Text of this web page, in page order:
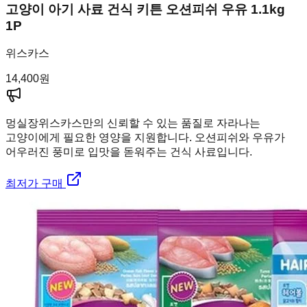
고양이 아기 사료 건식 키튼 오션피쉬 우유 1.1kg
1P
위스카스
14,400원
멍실장위스카스만의 신뢰할 수 있는 품질로 자라나는
고양이에게 필요한 영양을 지원합니다. 오션피쉬와 우유가
어우러진 풍미로 입맛을 돋워주는 건식 사료입니다.
최저가 구매